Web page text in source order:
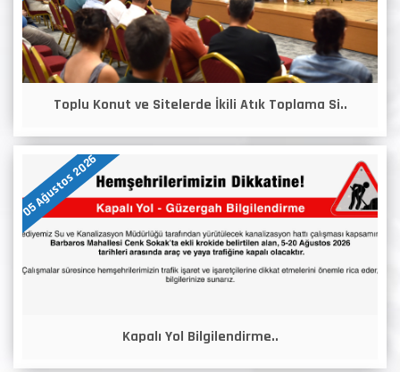
Toplu Konut ve Sitelerde İkili Atık Toplama Si..
05 Ağustos 2026
Kapalı Yol Bilgilendirme..